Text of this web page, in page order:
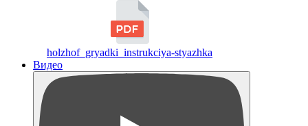
holzhof_gryadki_instrukciya-styazhka
Видео